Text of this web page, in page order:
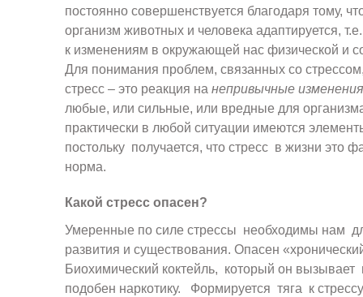
постоянно совершенствуется благодаря тому,
организм животных и человека адаптируется,
к изменениям в окружающей нас физической и
Для понимания проблем, связанных со
стресс – это реакция на непривычные изменения
любые, или сильные, или вредные для
практически в любой ситуации имеются
постольку получается, что стресс в жизни это
норма.
Какой стресс опасен?
Умеренные по силе стрессы необходимы нам
развития и существования. Опасен
Биохимический коктейль, который он вызывает
подобен наркотику. Формируется тяга к